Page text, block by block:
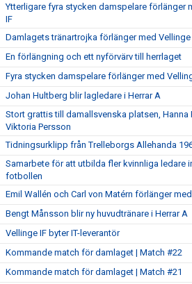
Ytterligare fyra stycken damspelare förlänger
IF
Damlagets tränartrojka förlänger med Vellinge
En förlängning och ett nyförvärv till herrlaget
Fyra stycken damspelare förlänger med
Johan Hultberg blir lagledare i Herrar A
Stort grattis till damallsvenska platsen, Hanna
Viktoria Persson
Tidningsurklipp från Trelleborgs Allehanda
Samarbete för att utbilda fler kvinnliga ledare
fotbollen
Emil Wallén och Carl von Matérn förlänger
Bengt Månsson blir ny huvudtränare i Herrar A
Vellinge IF byter IT-leverantör
Kommande match för damlaget | Match #22
Kommande match för damlaget | Match #21